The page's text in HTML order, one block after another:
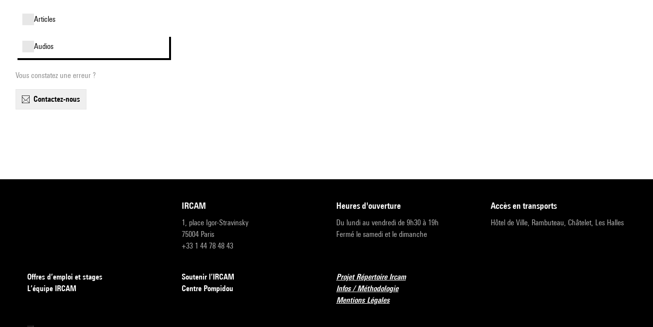
articles
audios
Vous constatez une erreur ?
contactez-nous
IRCAM
1, place Igor-Stravinsky
75004 Paris
+33 1 44 78 48 43
heures d'ouverture
Du lundi au vendredi de 9h30 à 19h
Fermé le samedi et le dimanche
accès en transports
Hôtel de Ville, Rambuteau, Châtelet, Les Halles
Offres d’emploi et stages
L’équipe IRCAM
Soutenir l’IRCAM
Centre Pompidou
Projet Répertoire Ircam
Infos / Méthodologie
Mentions Légales